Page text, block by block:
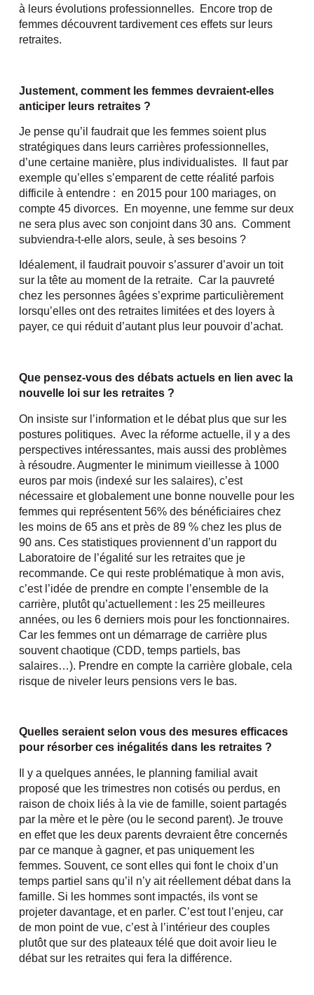
à leurs évolutions professionnelles. Encore trop de
femmes découvrent tardivement ces effets sur leurs
retraites.
Justement, comment les femmes devraient-elles
anticiper leurs retraites ?
Je pense qu’il faudrait que les femmes soient plus
stratégiques dans leurs carrières professionnelles,
d’une certaine manière, plus individualistes. Il faut par
exemple qu’elles s’emparent de cette réalité parfois
difficile à entendre : en 2015 pour 100 mariages, on
compte 45 divorces. En moyenne, une femme sur deux
ne sera plus avec son conjoint dans 30 ans. Comment
subviendra-t-elle alors, seule, à ses besoins ?
Idéalement, il faudrait pouvoir s’assurer d’avoir un toit
sur la tête au moment de la retraite. Car la pauvreté
chez les personnes âgées s’exprime particulièrement
lorsqu’elles ont des retraites limitées et des loyers à
payer, ce qui réduit d’autant plus leur pouvoir d’achat.
Que pensez-vous des débats actuels en lien avec la
nouvelle loi sur les retraites ?
On insiste sur l’information et le débat plus que sur les
postures politiques. Avec la réforme actuelle, il y a des
perspectives intéressantes, mais aussi des problèmes
à résoudre. Augmenter le minimum vieillesse à 1000
euros par mois (indexé sur les salaires), c’est
nécessaire et globalement une bonne nouvelle pour les
femmes qui représentent 56% des bénéficiaires chez
les moins de 65 ans et près de 89 % chez les plus de
90 ans. Ces statistiques proviennent d’un rapport du
Laboratoire de l’égalité sur les retraites que je
recommande. Ce qui reste problématique à mon avis,
c’est l’idée de prendre en compte l’ensemble de la
carrière, plutôt qu’actuellement : les 25 meilleures
années, ou les 6 derniers mois pour les fonctionnaires.
Car les femmes ont un démarrage de carrière plus
souvent chaotique (CDD, temps partiels, bas
salaires…). Prendre en compte la carrière globale, cela
risque de niveler leurs pensions vers le bas.
Quelles seraient selon vous des mesures efficaces
pour résorber ces inégalités dans les retraites ?
Il y a quelques années, le planning familial avait
proposé que les trimestres non cotisés ou perdus, en
raison de choix liés à la vie de famille, soient partagés
par la mère et le père (ou le second parent). Je trouve
en effet que les deux parents devraient être concernés
par ce manque à gagner, et pas uniquement les
femmes. Souvent, ce sont elles qui font le choix d’un
temps partiel sans qu’il n’y ait réellement débat dans la
famille. Si les hommes sont impactés, ils vont se
projeter davantage, et en parler. C’est tout l’enjeu, car
de mon point de vue, c’est à l’intérieur des couples
plutôt que sur des plateaux télé que doit avoir lieu le
débat sur les retraites qui fera la différence.